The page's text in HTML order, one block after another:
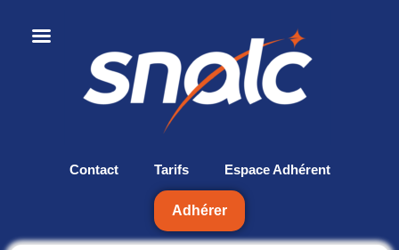
Contact Tarifs Espace Adhérent
Adhérer